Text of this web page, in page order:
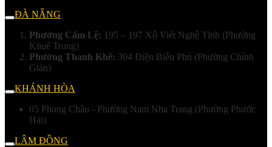
ĐÀ NẴNG
Phường Cẩm Lệ: 195 – 197 Xô Viết Nghệ Tĩnh (Phường
Khuê Trung)
Phường Thanh Khê: 304 Điện Biên Phủ (Phường Chính
Gián)
KHÁNH HÒA
05 Phong Châu - Phường Nam Nha Trang (Phường Phước
Hải)
LÂM ĐỒNG